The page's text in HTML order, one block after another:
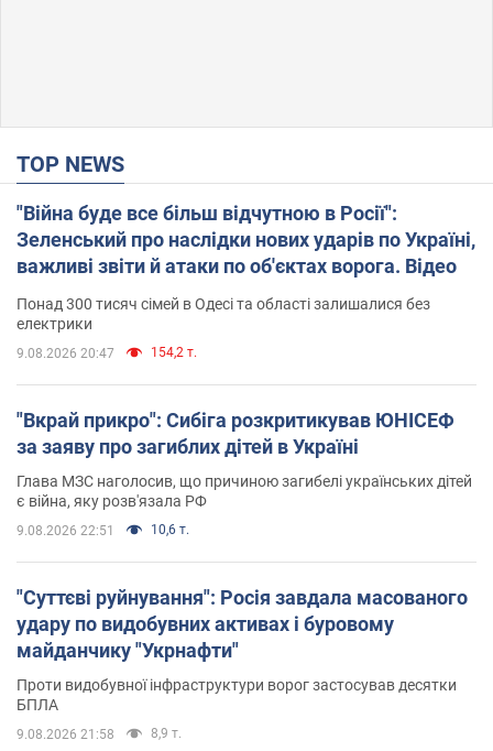
TOP NEWS
"Війна буде все більш відчутною в Росії":
Зеленський про наслідки нових ударів по Україні,
важливі звіти й атаки по об'єктах ворога. Відео
Понад 300 тисяч сімей в Одесі та області залишалися без
електрики
9.08.2026 20:47 154,2 т.
"Вкрай прикро": Сибіга розкритикував ЮНІСЕФ
за заяву про загиблих дітей в Україні
Глава МЗС наголосив, що причиною загибелі українських дітей
є війна, яку розв'язала РФ
9.08.2026 22:51 10,6 т.
"Суттєві руйнування": Росія завдала масованого
удару по видобувних активах і буровому
майданчику "Укрнафти"
Проти видобувної інфраструктури ворог застосував десятки
БПЛА
9.08.2026 21:58 8,9 т.